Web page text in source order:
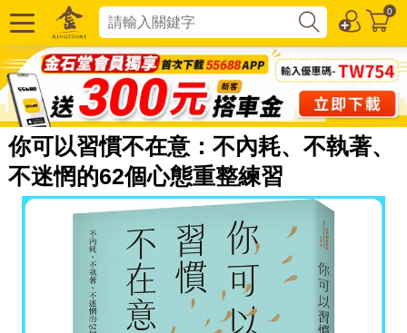
0
你可以習慣不在意：不內耗、不執著、
不迷惘的62個心態重整練習